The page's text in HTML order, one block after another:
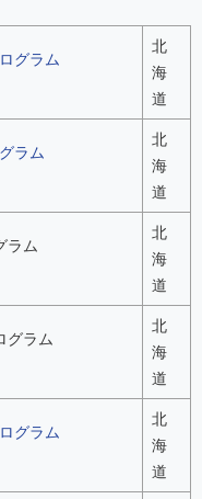
グラム
北
海
道
ラム
北
海
道
ラム
北
海
道
グラム
北
海
道
グラム
北
海
道